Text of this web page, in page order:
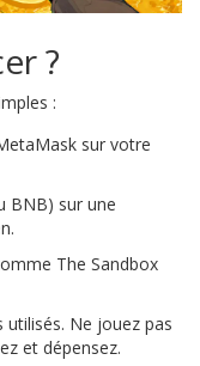
?
:
sur votre
BNB) sur une
The Sandbox
Ne jouez pas
et dépensez.